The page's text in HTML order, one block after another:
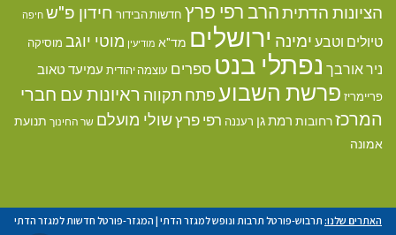
הציונות הדתיתהרב רפי פרץ חדשות הבידור חידון פ"ש חיפה
טיולים וטבע ימינה ירושלים מד"א מודיעין מוטי יוגב מוסיקה
ניר אורבך נפתלי בנט ספרים עוצמה יהודית עמיעד טאוב
פריימריז פרשת השבועפתח תקווה ראיונות עם חברי
המרכזרחובות רמת גן רעננה רפי פרץשולי מועלם שר החינוך תנועת
אמונה
האתרים שלנו: תרבוש-פורטל תרבות ונופש למגזר הדתי | המגזר-פורטל חדשות למגזר הדתי